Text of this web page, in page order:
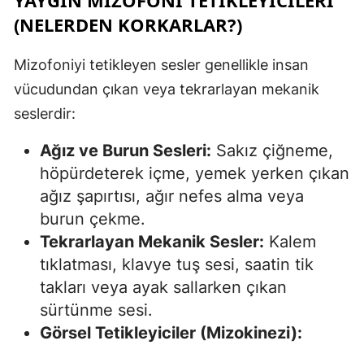
(NELERDEN KORKARLAR?)
Mizofoniyi tetikleyen sesler genellikle insan
vücudundan çıkan veya tekrarlayan mekanik
seslerdir:
Ağız ve Burun Sesleri: Sakız çiğneme,
höpürdeterek içme, yemek yerken çıkan
ağız şapırtısı, ağır nefes alma veya
burun çekme.
Tekrarlayan Mekanik Sesler: Kalem
tıklatması, klavye tuş sesi, saatin tik
takları veya ayak sallarken çıkan
sürtünme sesi.
Görsel Tetikleyiciler (Mizokinezi):